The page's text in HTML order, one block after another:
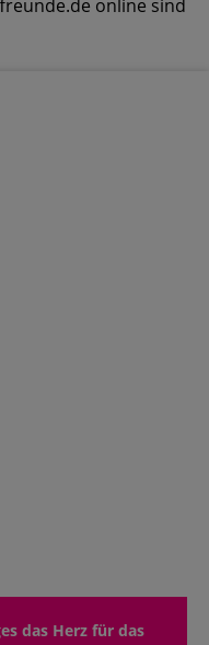
online sind
das Herz für das